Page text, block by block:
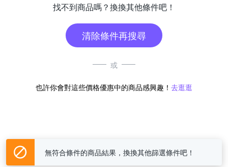
找不到商品嗎？換換其他條件吧！
清除條件再搜尋
或
也許你會對這些價格優惠中的商品感興趣！ 去逛逛
無符合條件的商品結果，換換其他篩選條件吧！